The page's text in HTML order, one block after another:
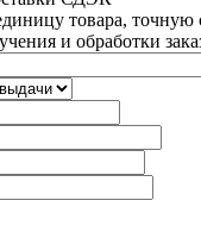
товара, точную
и обработки